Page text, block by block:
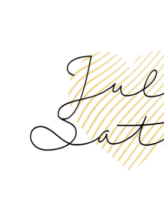
КОНТАКТЫ
ЭКСКУРСИИ в РИМЕ
БЛОГ